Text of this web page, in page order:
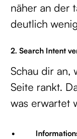
näher an der
deutlich
2. Search Intent
Schau dir an,
Seite rankt.
was erwartet